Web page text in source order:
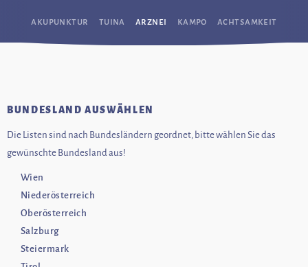
akupunktur tuina arznei kampo achtsamkeit
BUNDESLAND AUSWÄHLEN
Die Listen sind nach Bundesländern geordnet, bitte wählen Sie das
gewünschte Bundesland aus!
Wien
Niederösterreich
Oberösterreich
Salzburg
Steiermark